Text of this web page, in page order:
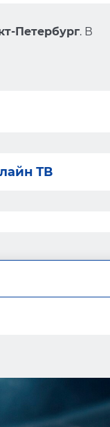
Петербург. В
ТВ